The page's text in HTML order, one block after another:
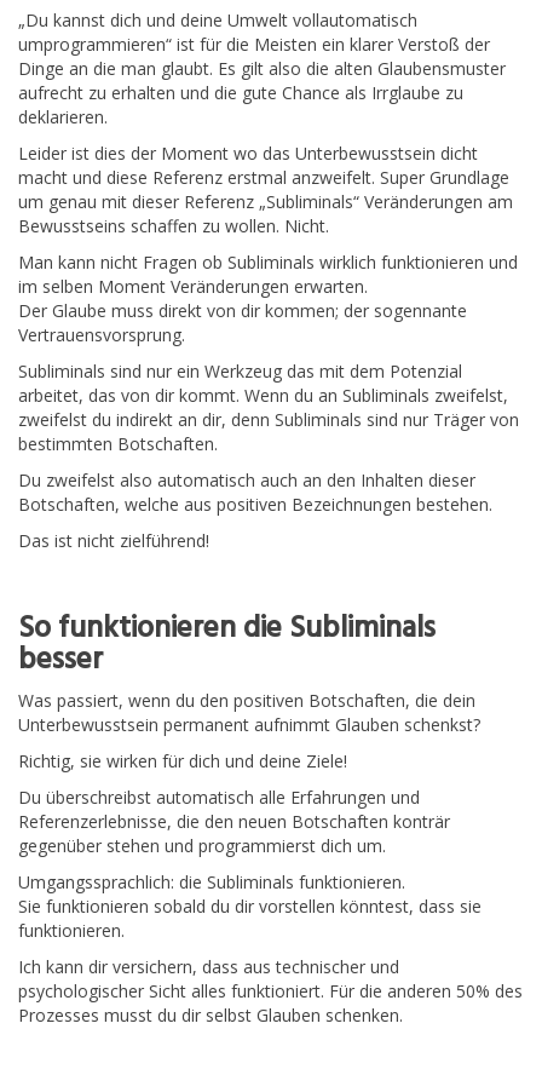
„Du kannst dich und deine Umwelt vollautomatisch
umprogrammieren“ ist für die Meisten ein klarer Verstoß der
Dinge an die man glaubt. Es gilt also die alten Glaubensmuster
aufrecht zu erhalten und die gute Chance als Irrglaube zu
deklarieren.
Leider ist dies der Moment wo das Unterbewusstsein dicht
macht und diese Referenz erstmal anzweifelt. Super Grundlage
um genau mit dieser Referenz „Subliminals“ Veränderungen am
Bewusstseins schaffen zu wollen. Nicht.
Man kann nicht Fragen ob Subliminals wirklich funktionieren und
im selben Moment Veränderungen erwarten.
Der Glaube muss direkt von dir kommen; der sogennante
Vertrauensvorsprung.
Subliminals sind nur ein Werkzeug das mit dem Potenzial
arbeitet, das von dir kommt. Wenn du an Subliminals zweifelst,
zweifelst du indirekt an dir, denn Subliminals sind nur Träger von
bestimmten Botschaften.
Du zweifelst also automatisch auch an den Inhalten dieser
Botschaften, welche aus positiven Bezeichnungen bestehen.
Das ist nicht zielführend!
So funktionieren die Subliminals
besser
Was passiert, wenn du den positiven Botschaften, die dein
Unterbewusstsein permanent aufnimmt Glauben schenkst?
Richtig, sie wirken für dich und deine Ziele!
Du überschreibst automatisch alle Erfahrungen und
Referenzerlebnisse, die den neuen Botschaften konträr
gegenüber stehen und programmierst dich um.
Umgangssprachlich: die Subliminals funktionieren.
Sie funktionieren sobald du dir vorstellen könntest, dass sie
funktionieren.
Ich kann dir versichern, dass aus technischer und
psychologischer Sicht alles funktioniert. Für die anderen 50% des
Prozesses musst du dir selbst Glauben schenken.